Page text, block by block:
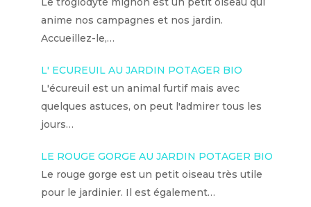
anime nos campagnes et nos jardin.
Accueillez-le,…
L' ECUREUIL AU JARDIN POTAGER BIO
L'écureuil est un animal furtif mais avec
quelques astuces, on peut l'admirer tous les
jours…
LE ROUGE GORGE AU JARDIN POTAGER BIO
Le rouge gorge est un petit oiseau très utile
pour le jardinier. Il est également…